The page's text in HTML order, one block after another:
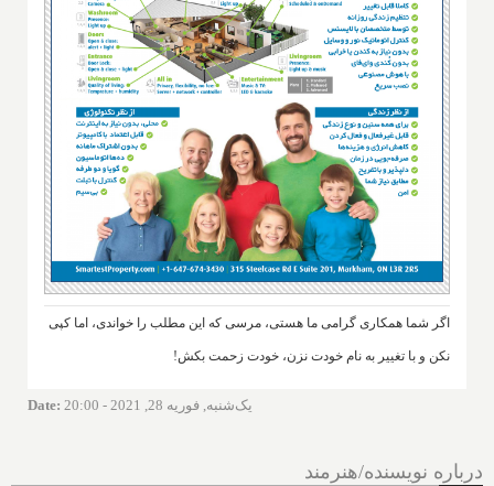
اگر شما همکاری گرامی ما هستی، مرسی که این مطلب را خواندی، اما کپی
نکن و با تغییر به نام خودت نزن، خودت زحمت بکش!
Date: یک‌شنبه, فوریه 28, 2021 - 20:00
درباره نویسنده/هنرمند